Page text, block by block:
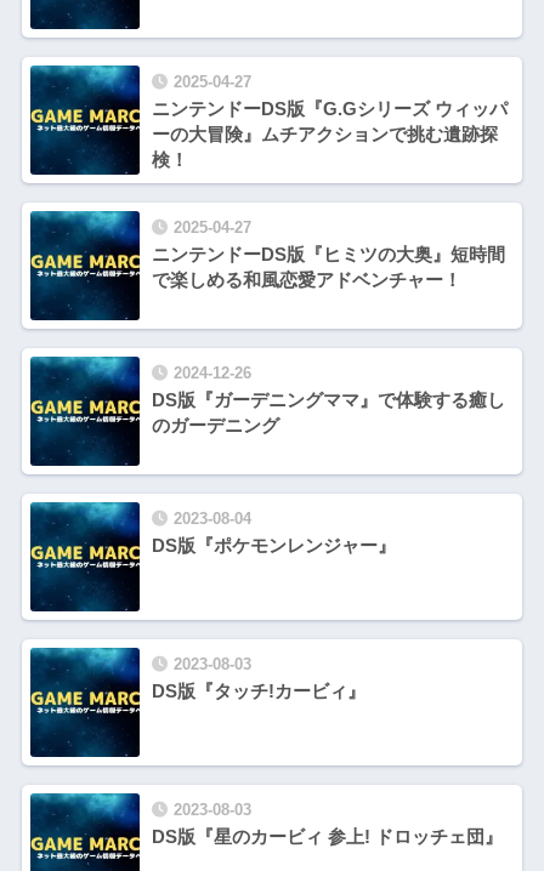
2025-04-27
ニンテンドーDS版『G.Gシリーズ ウィッパ
ーの大冒険』ムチアクションで挑む遺跡探
検！
2025-04-27
ニンテンドーDS版『ヒミツの大奥』短時間
で楽しめる和風恋愛アドベンチャー！
2024-12-26
DS版『ガーデニングママ』で体験する癒し
のガーデニング
2023-08-04
DS版『ポケモンレンジャー』
2023-08-03
DS版『タッチ!カービィ』
2023-08-03
DS版『星のカービィ 参上! ドロッチェ団』